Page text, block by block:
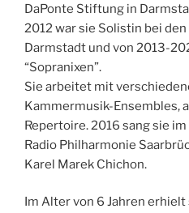
DaPonte Stiftung in
2012 war sie Solistin bei
Darmstadt und von 2013-
“Sopranixen”.
Sie arbeitet mit
Kammermusik-Ensembles,
Repertoire. 2016 sang sie
Radio Philharmonie
Karel Marek Chichon.
Im Alter von 6 Jahren